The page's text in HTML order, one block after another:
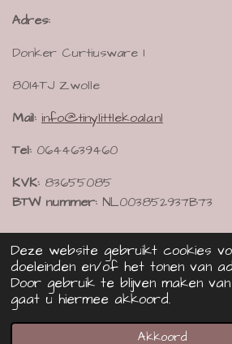
Deze website gebruikt cookies
doeleinden en/of het tonen van
Door gebruik te blijven maken
gaat u hiermee akkoord.
Akkoord
Adres:
Donker Curtiusware 1
8014TJ Zwolle
Mail: info@tinylittlekoala.nl
Tel: 0644639460
KVK: 83655085
BTW nummer: NL003852937B73
Contactformulier
© 2021 - 2026 Tiny Little Koala
Powered byJouwWeb